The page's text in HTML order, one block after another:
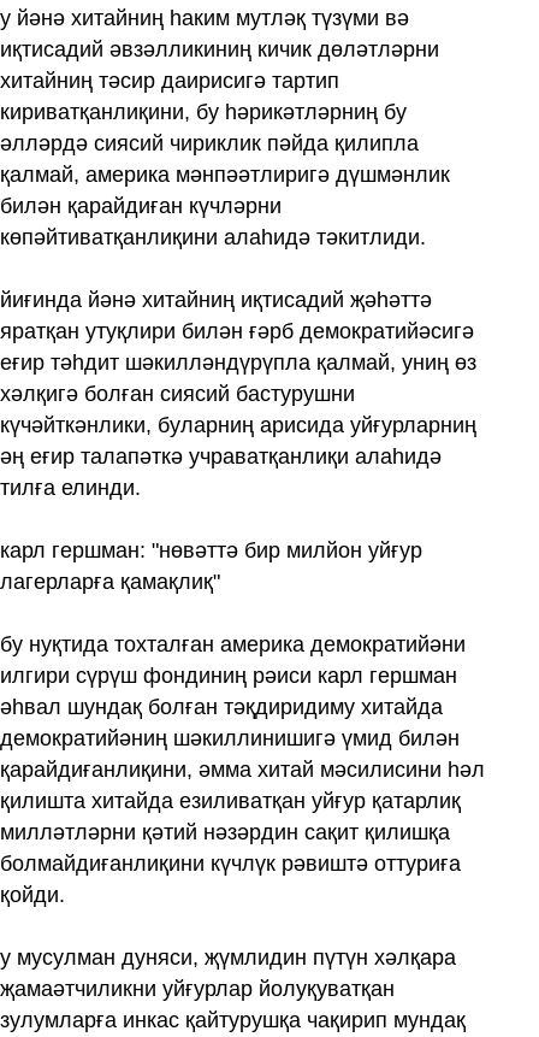
у йәнә хитайниң һаким мутләқ түзүми вә
иқтисадий әвзәлликиниң кичик дөләтләрни
хитайниң тәсир даирисигә тартип
кириватқанлиқини, бу һәрикәтләрниң бу
әлләрдә сиясий чириклик пәйда қилипла
қалмай, америка мәнпәәтлиригә дүшмәнлик
билән қарайдиған күчләрни
көпәйтиватқанлиқини алаһидә тәкитлиди.
йиғинда йәнә хитайниң иқтисадий җәһәттә
яратқан утуқлири билән ғәрб демократийәсигә
еғир тәһдит шәкилләндүрүпла қалмай, униң өз
хәлқигә болған сиясий бастурушни
күчәйткәнлики, буларниң арисида уйғурларниң
әң еғир талапәткә учраватқанлиқи алаһидә
тилға елинди.
карл гершман: "нөвәттә бир милйон уйғур
лагерларға қамақлиқ"
бу нуқтида тохталған америка демократийәни
илгири сүрүш фондиниң рәиси карл гершман
әһвал шундақ болған тәқдиридиму хитайда
демократийәниң шәкиллинишигә үмид билән
қарайдиғанлиқини, әмма хитай мәсилисини һәл
қилишта хитайда езиливатқан уйғур қатарлиқ
милләтләрни қәтий нәзәрдин сақит қилишқа
болмайдиғанлиқини күчлүк рәвиштә оттуриға
қойди.
у мусулман дуняси, җүмлидин пүтүн хәлқара
җамаәтчиликни уйғурлар йолуқуватқан
зулумларға инкас қайтурушқа чақирип мундақ